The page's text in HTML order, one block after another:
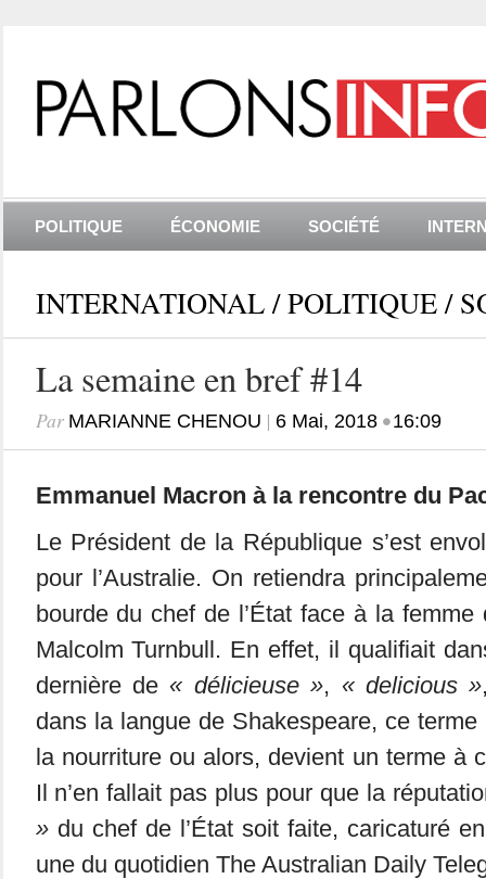
POLITIQUE ÉCONOMIE SOCIÉTÉ
INTERNATIONAL / POLITIQUE /
La semaine en bref #14
Par MARIANNE CHENOU | 6 Mai, 2018•16:09
Emmanuel Macron à la rencontre du
Le Président de la République s’est
pour l’Australie. On retiendra
bourde du chef de l’État face à la femme
Malcolm Turnbull. En effet, il qualifiait
dernière de « délicieuse », « delicious »
dans la langue de Shakespeare, ce terme
la nourriture ou alors, devient un terme à
Il n’en fallait pas plus pour que la
»du chef de l’État soit faite, caricaturé
une du quotidien The Australian Daily